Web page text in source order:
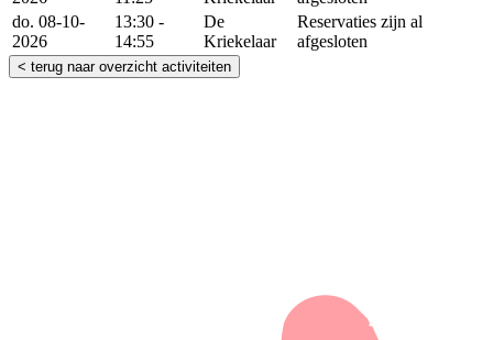
do. 08-10-
2026
13:30 -
14:55
De
Kriekelaar
Reservaties zijn al
afgesloten
< terug naar overzicht activiteiten